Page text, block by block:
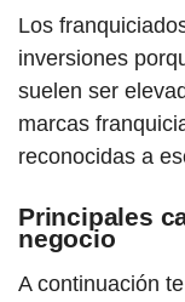
Los
inversiones
suelen ser
marcas
reconocidas a
Principales
negocio
A continuación